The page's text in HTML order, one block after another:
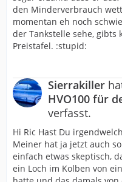
den Minderverbrauch
momentan eh noch
der Tankstelle sehe, gibts
Preistafel. :stupid:
Sierrakiller
HVO100 für
verfasst.
Hi Ric Hast Du
Meiner hat ja jetzt auch
einfach etwas skeptisch,
ein Loch im Kolben von